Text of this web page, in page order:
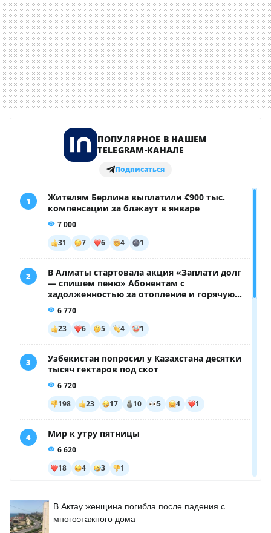
В Актау женщина погибла после падения с
многоэтажного дома